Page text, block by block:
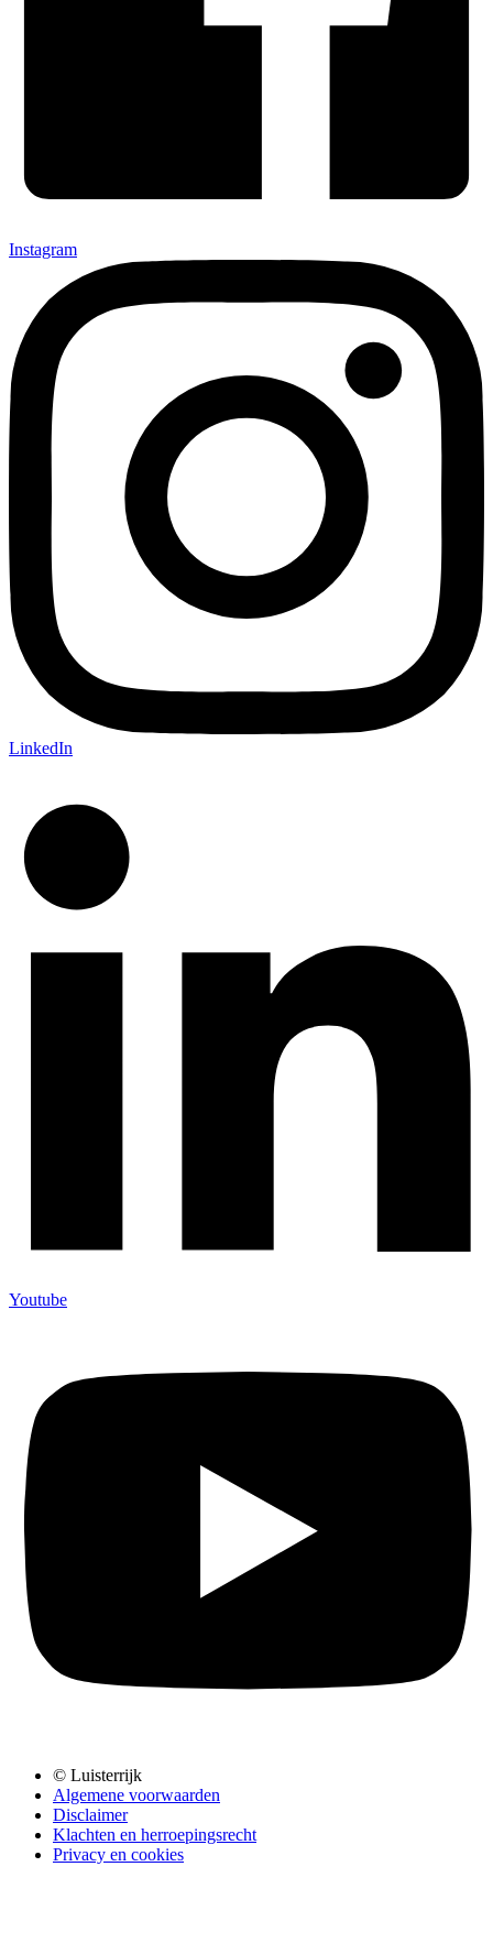
Instagram
LinkedIn
Youtube
© Luisterrijk
Algemene voorwaarden
Disclaimer
Klachten en herroepingsrecht
Privacy en cookies